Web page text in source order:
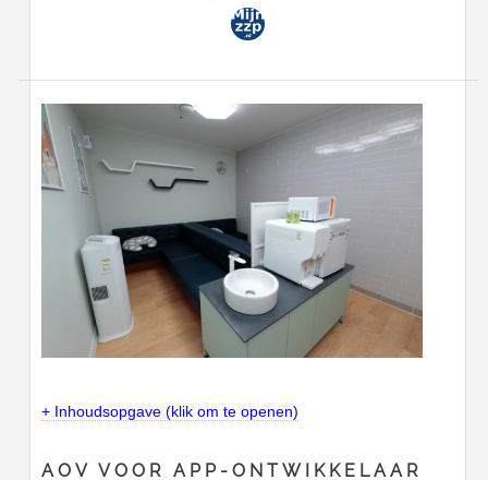
+ Inhoudsopgave (klik om te openen)
AOV VOOR APP-ONTWIKKELAAR